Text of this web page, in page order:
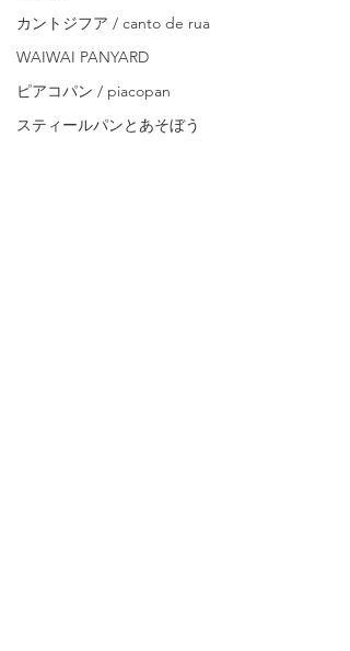
カントジフア / canto de rua
WAIWAI PANYARD
ピアコパン / piacopan
スティールパンとあそぼう